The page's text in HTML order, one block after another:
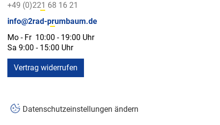
+49 (0)221 68 16 21
info@2rad-prumbaum.de
Mo - Fr 10:00 - 19:00 Uhr
Sa 9:00 - 15:00 Uhr
Vertrag widerrufen
Datenschutzeinstellungen ändern